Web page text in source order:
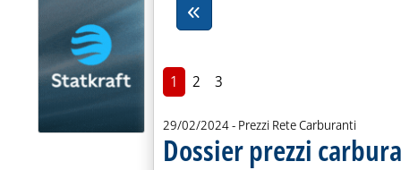
1 2 3
29/02/2024- Prezzi Rete Carburanti
Dossier prezzi